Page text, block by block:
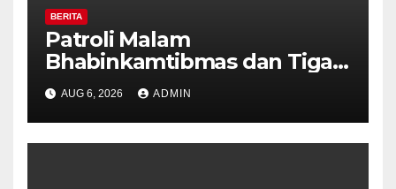
BERITA
Patroli Malam
Bhabinkamtibmas dan Tiga
Pilar Kelurahan Ungaran
Perkuat Kamtibmas, Warga
Diajak Aktifkan Ronda
AUG 6, 2026 ADMIN